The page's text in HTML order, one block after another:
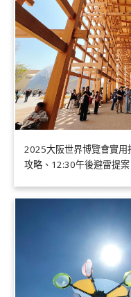
2025大阪世界博覽會實
攻略、12:30午後避雷提